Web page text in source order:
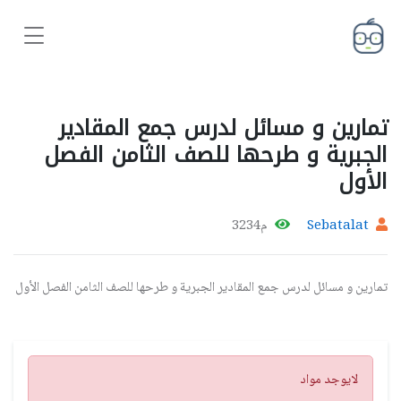
تمارين و مسائل لدرس جمع المقادير
الجبرية و طرحها للصف الثامن الفصل
الأول
Sebatalat م3234
تمارين و مسائل لدرس جمع المقادير الجبرية و طرحها للصف الثامن الفصل الأول
تنبيه
لايوجد مواد